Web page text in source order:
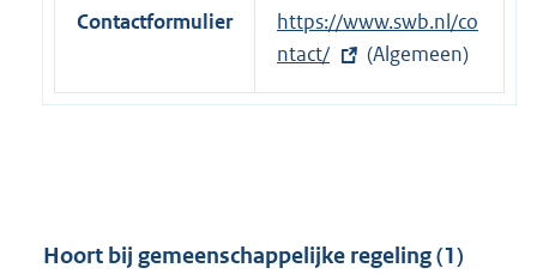
n
k
:
l
i
n
Contactformulier
E
x
t
l
https://www.swb.nl/co
ntact/
(Algemeen)
Hoort bij gemeenschappelijke regeling (1)